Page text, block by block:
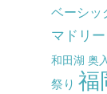
ベーシッ
マドリー
和田湖 奥
祭り 福